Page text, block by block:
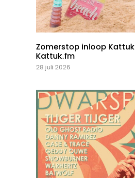
Zomerstop inloop
Kattuk.fm
28 juli 2026